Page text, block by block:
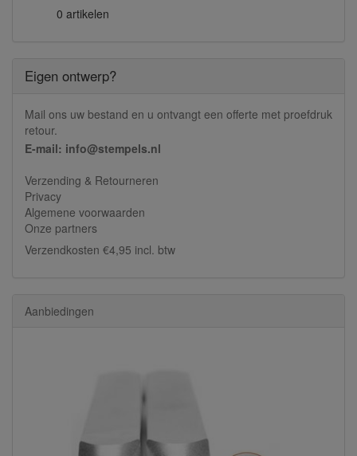
0 artikelen
Eigen ontwerp?
Mail ons uw bestand en u ontvangt een offerte met proefdruk
retour.
E-mail: info@stempels.nl
Verzending & Retourneren
Privacy
Algemene voorwaarden
Onze partners
Verzendkosten €4,95 incl. btw
Aanbiedingen